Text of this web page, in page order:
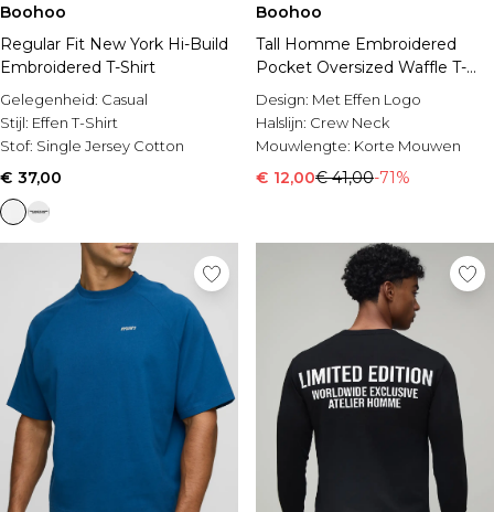
Boohoo
Regular Fit New York Hi-Build
Embroidered T-Shirt
Gelegenheid: Casual
Stijl: Effen T-Shirt
Stof: Single Jersey Cotton
€ 37,00
Boohoo
Tall Homme Embroidered
Pocket Oversized Waffle T-
Shirt
Design: Met Effen Logo
Halslijn: Crew Neck
Mouwlengte: Korte Mouwen
€ 12,00€ 41,00-71%